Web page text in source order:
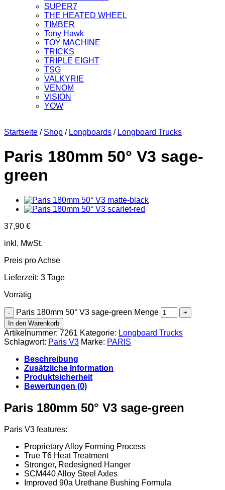
SUPER7
THE HEATED WHEEL
TIMBER
Tony Hawk
TOY MACHINE
TRICKS
TRIPLE EIGHT
TSG
VALKYRIE
VENOM
VISION
YOW
Startseite / Shop / Longboards / Longboard Trucks
Paris 180mm 50° V3 sage-
green
37,90 €
inkl. MwSt.
Preis pro Achse
Lieferzeit: 3 Tage
Vorrätig
Paris 180mm 50° V3 sage-green Menge
In den Warenkorb
Artikelnummer: 7261 Kategorie: Longboard Trucks
Schlagwort: Paris V3 Marke: PARIS
Beschreibung
Zusätzliche Information
Produktsicherheit
Bewertungen (0)
Paris 180mm 50° V3 sage-green
Paris V3 features:
Proprietary Alloy Forming Process
True T6 Heat Treatment
Stronger, Redesigned Hanger
SCM440 Alloy Steel Axles
Improved 90a Urethane Bushing Formula